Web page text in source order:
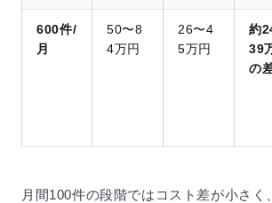
600件/
月
50〜8
4万円
26〜4
5万円
約
39
の
月間100件の段階ではコスト差が小さく